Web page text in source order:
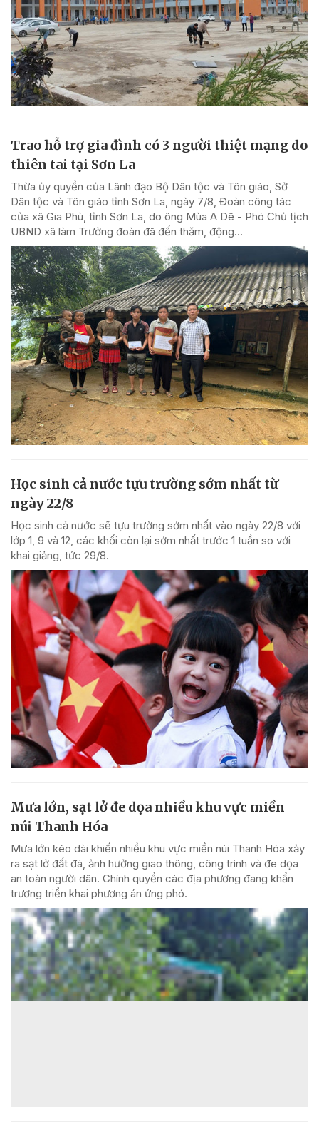
Trao hỗ trợ gia đình có 3 người thiệt mạng do
thiên tai tại Sơn La
Thừa ủy quyền của Lãnh đạo Bộ Dân tộc và Tôn giáo, Sở
Dân tộc và Tôn giáo tỉnh Sơn La, ngày 7/8, Đoàn công tác
của xã Gia Phù, tỉnh Sơn La, do ông Mùa A Dê - Phó Chủ tịch
UBND xã làm Trưởng đoàn đã đến thăm, động...
Học sinh cả nước tựu trường sớm nhất từ
ngày 22/8
Học sinh cả nước sẽ tựu trường sớm nhất vào ngày 22/8 với
lớp 1, 9 và 12, các khối còn lại sớm nhất trước 1 tuần so với
khai giảng, tức 29/8.
Mưa lớn, sạt lở đe dọa nhiều khu vực miền
núi Thanh Hóa
Mưa lớn kéo dài khiến nhiều khu vực miền núi Thanh Hóa xảy
ra sạt lở đất đá, ảnh hưởng giao thông, công trình và đe dọa
an toàn người dân. Chính quyền các địa phương đang khẩn
trương triển khai phương án ứng phó.